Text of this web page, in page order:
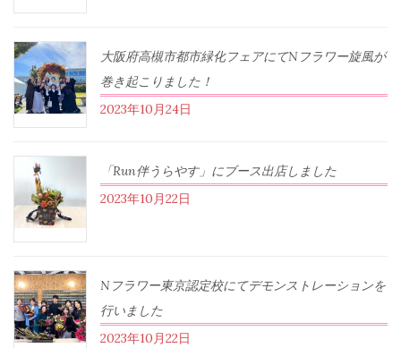
大阪府高槻市都市緑化フェアにてNフラワー旋風が
巻き起こりました！
2023年10月24日
「Run伴うらやす」にブース出店しました
2023年10月22日
Nフラワー東京認定校にてデモンストレーションを
行いました
2023年10月22日